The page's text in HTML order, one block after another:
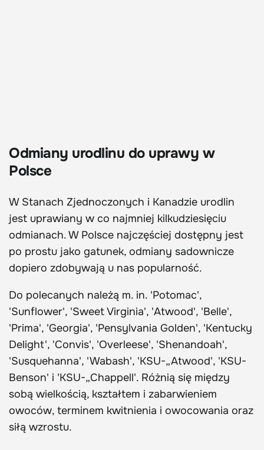
Odmiany urodlinu do uprawy w
Polsce
W Stanach Zjednoczonych i Kanadzie urodlin
jest uprawiany w co najmniej kilkudziesięciu
odmianach. W Polsce najczęściej dostępny jest
po prostu jako gatunek, odmiany sadownicze
dopiero zdobywają u nas popularność.
Do polecanych należą m. in. 'Potomac',
'Sunflower', 'Sweet Virginia', 'Atwood', 'Belle',
'Prima', 'Georgia', 'Pensylvania Golden', 'Kentucky
Delight', 'Convis', 'Overleese', 'Shenandoah',
'Susquehanna', 'Wabash', 'KSU-„Atwood', 'KSU-
Benson' i 'KSU-„Chappell'. Różnią się między
sobą wielkością, kształtem i zabarwieniem
owoców, terminem kwitnienia i owocowania oraz
siłą wzrostu.